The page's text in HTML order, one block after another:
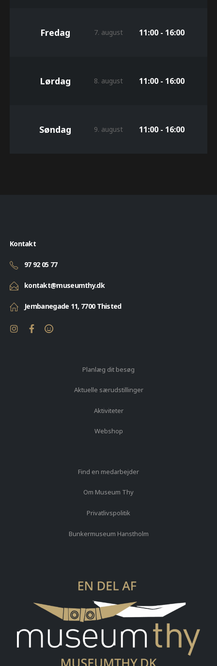
Fredag 7. august 11:00 - 16:00
Lørdag 8. august 11:00 - 16:00
Søndag 9. august 11:00 - 16:00
Kontakt
97 92 05 77
kontakt@museumthy.dk
Jernbanegade 11, 7700 Thisted
Planlæg dit besøg
Aktuelle særudstillinger
Aktiviteter
Webshop
Find en medarbejder
Om Museum Thy
Privatlivspolitik
Bunkermuseum Hanstholm